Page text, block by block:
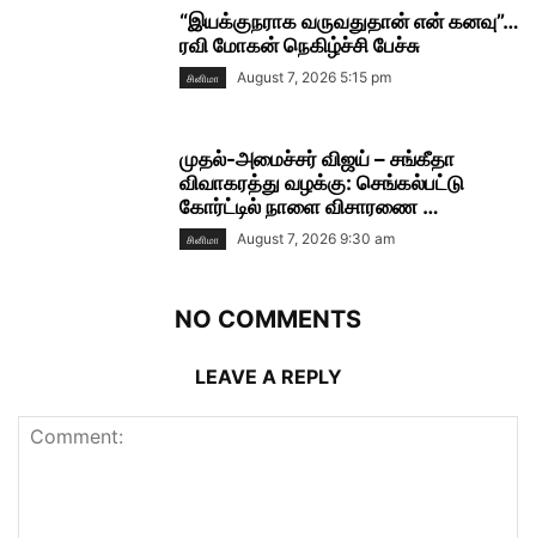
“இயக்குநராக வருவதுதான் என் கனவு”…
ரவி மோகன் நெகிழ்ச்சி பேச்சு
சினிமா August 7, 2026 5:15 pm
முதல்-அமைச்சர் விஜய் – சங்கீதா
விவாகரத்து வழக்கு: செங்கல்பட்டு
கோர்ட்டில் நாளை விசாரணை …
சினிமா August 7, 2026 9:30 am
NO COMMENTS
LEAVE A REPLY